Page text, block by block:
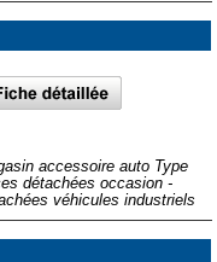
accessoire auto Type
détachées occasion -
véhicules industriels